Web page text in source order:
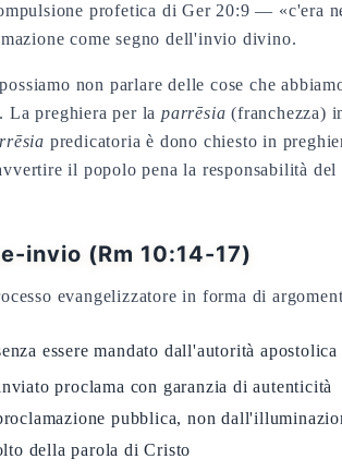
profetica di Ger 20:9 — «c'era
come segno dell'invio divino.
non parlare delle cose che
La preghiera per la parrēsia (franchezza)
predicatoria è dono chiesto in
il popolo pena la responsabilità
invio (Rm 10:14-17)
evangelizzatore in forma di
essere mandato dall'autorità apostolica
proclama con garanzia di autenticità
pubblica, non
della parola di Cristo